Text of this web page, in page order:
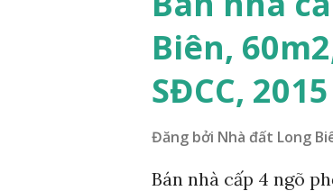
hơn 500 nhà đất cần
chính thức
đất khi mua nhà đất
NHÀ ĐẤT TẠI QUẬN
Biên,
SĐCC, 2015
Đăng bởi Nhà đất Long
Bán nhà cấp 4 ngõ